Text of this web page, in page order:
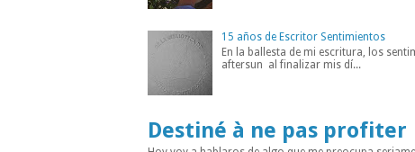
15 años de Escritor Sentimientos
En la ballesta de mi escritura, los
aftersun al finalizar mis dí...
Destiné à ne pas profiter